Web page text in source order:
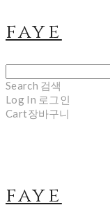
faye
Search 검색
Log In 로그인
Cart장바구니
faye